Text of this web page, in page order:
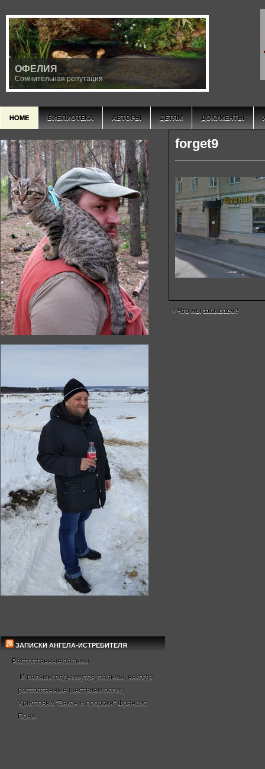
ОФЕЛИЯ
Сомнительная репутация
HOME БИБЛИОТЕКА АВТОРЫ ДЕТЯМ ДОКУМЕНТЫ
ЗАПИСКИ АНГЕЛА-ИСТРЕБИТЕЛЯ
Растоптанные пальмы
И пальмы поднимутся, пальмы, некогда
растоптанные шествием ослиц
Христовых."Закон и пророки" Франсис
Понж
forget9
« Что мы забываем?